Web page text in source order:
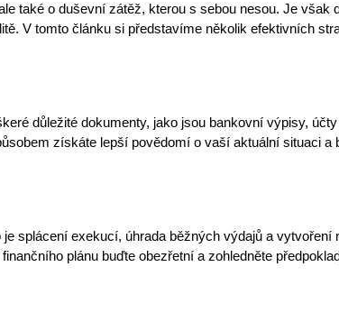
také o duševní zátěž, kterou s sebou nesou. Je však
. V tomto článku si představíme několik efektivních
důležité dokumenty, jako jsou bankovní výpisy, účty
získáte lepší povědomí o vaší aktuální situaci a
je splácení exekucí, úhrada běžných výdajů a vytvoření
plánu buďte obezřetní a zohledněte